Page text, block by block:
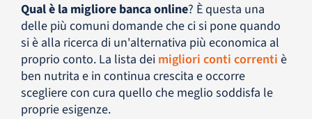
Qual è la migliore banca online? È questa una
delle più comuni domande che ci si pone quando
si è alla ricerca di un'alternativa più economica al
proprio conto. La lista dei migliori conti correnti è
ben nutrita e in continua crescita e occorre
scegliere con cura quello che meglio soddisfa le
proprie esigenze.